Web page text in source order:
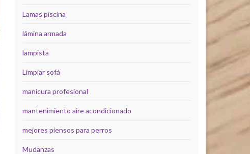
Lamas piscina
lámina armada
lampista
Limpiar sofá
manicura profesional
mantenimiento aire acondicionado
mejores piensos para perros
Mudanzas